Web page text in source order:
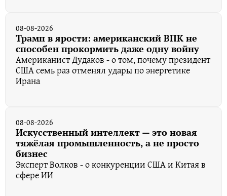
08-08-2026
Трамп в ярости: американский ВПК не
способен прокормить даже одну войну
Американист Дудаков - о том, почему президент
США семь раз отменял удары по энергетике
Ирана
08-08-2026
Искусственный интеллект — это новая
тяжёлая промышленность, а не просто
бизнес
Эксперт Волков - о конкуренции США и Китая в
сфере ИИ